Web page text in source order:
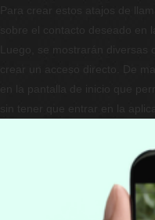
Para crear estos atajos de
en la pantalla de inicio que